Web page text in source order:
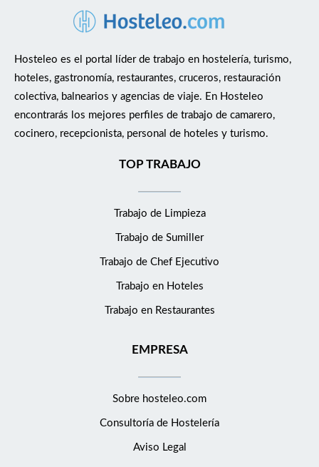
Hosteleo es el portal líder de trabajo en hostelería, turismo,
hoteles, gastronomía, restaurantes, cruceros, restauración
colectiva, balnearios y agencias de viaje. En Hosteleo
encontrarás los mejores perfiles de trabajo de camarero,
cocinero, recepcionista, personal de hoteles y turismo.
TOP TRABAJO
Trabajo de Limpieza
Trabajo de Sumiller
Trabajo de Chef Ejecutivo
Trabajo en Hoteles
Trabajo en Restaurantes
EMPRESA
Sobre hosteleo.com
Consultoría de Hostelería
Aviso Legal